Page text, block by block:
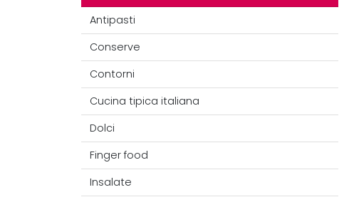
Antipasti
Conserve
Contorni
Cucina tipica italiana
Dolci
Finger food
Insalate